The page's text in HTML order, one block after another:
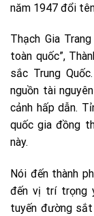
năm 1947 đổi
Thạch Gia
toàn quốc”,
sắc Trung
nguồn tài
cảnh hấp dẫn.
quốc gia đồng
này.
Nói đến thành
đến vị trí trọng
tuyến đường sắt